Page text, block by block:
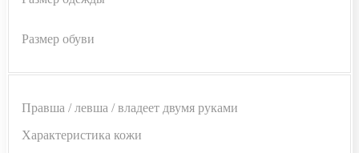
Размер обуви
Правша / левша / владеет двумя руками
Характеристика кожи